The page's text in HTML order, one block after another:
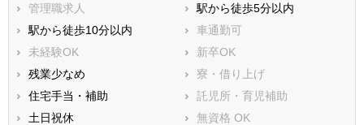
管理職求人
駅から徒歩5分以内
駅から徒歩10分以内
車通勤可
未経験OK
新卒OK
残業少なめ
寮・借り上げ
住宅手当・補助
託児所・育児補助
土日祝休
無資格 OK